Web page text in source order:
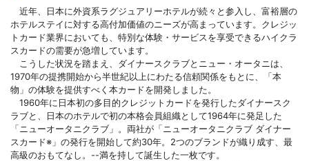
近年、日本に外資系ラグジュアリーホテルが続々と参入し、富裕層の
ホテルステイに対する高付加価値のニーズが高まっています。クレジッ
トカード業界においても、特別な体験・サービスを享受できるハイクラ
スカードの需要が急増しています。
こうした状況を踏まえ、ダイナースクラブとニュー・オータニは、
1970年の提携開始から半世紀以上にわたる信頼関係をもとに、「本
物」の体験を提供すべく本カードを開発しました。
1960年に日本初の多目的クレジットカードを発行したダイナースク
ラブと、日本のホテルで初の本格会員組織として1964年に発足した
「ニューオータニクラブ」。両社が「ニューオータニクラブ ダイナー
スカード※」の発行を開始して約30年。2つのブランドが織り成す、最
高級のおもてなし。--満を持して誕生した一枚です。